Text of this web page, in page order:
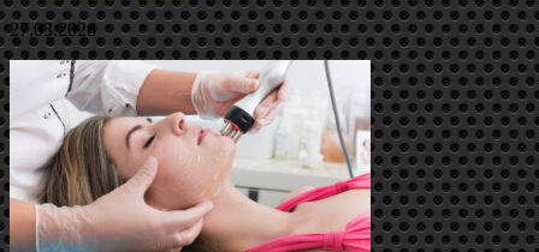
27.03.2026